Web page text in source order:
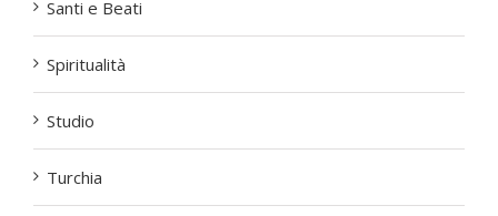
Santi e Beati
Spiritualità
Studio
Turchia